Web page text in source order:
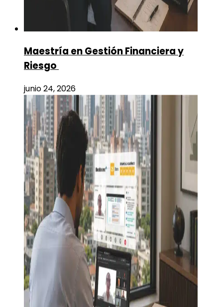
Maestría en Gestión Financiera y
Riesgo
junio 24, 2026